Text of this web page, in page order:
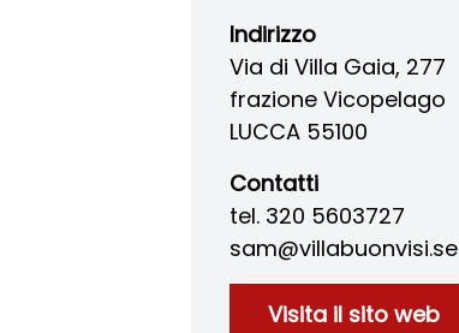
Indirizzo
Via di Villa Gaia, 277
frazione Vicopelago
LUCCA 55100
Contatti
tel. 320 5603727
sam@villabuonvisi.se
Visita il sito web